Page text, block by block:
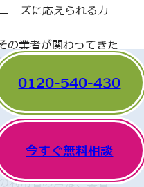
ーズに応えられる力
の業者が関わってきた
度についても触れて
一見、異なった分野
理解していることが
ドバック
ビューを確認するこ
や成果に関する情報
利用者の声は、業者
0120-540-430
今すぐ無料相談